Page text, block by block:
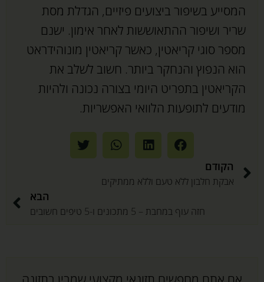
המסייע בשיפור ביצועים פיזיים, הגדלת מסת
שריר ושיפור ההתאוששות לאחר אימון. ישנם
מספר סוגי קריאטין, כאשר קריאטין מונוהידראט
הוא הנפוץ והנחקר ביותר. חשוב לשלב את
הקריאטין בתפריט היומי בצורה נכונה ולהיות
מודעים לתופעות הלוואי האפשריות.
הקודם
אבקת חלבון ללא טעם וללא ממתיקים
הבא
חזה עוף במחבת – 5 מתכונים ו-5 טיפים חשובים